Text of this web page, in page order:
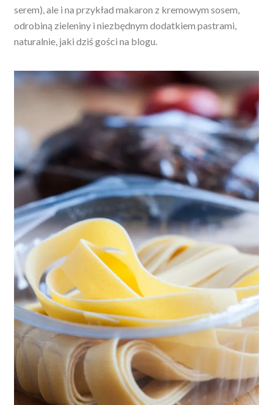
serem), ale i na przykład makaron z kremowym sosem,
odrobiną zieleniny i niezbędnym dodatkiem pastrami,
naturalnie, jaki dziś gości na blogu.